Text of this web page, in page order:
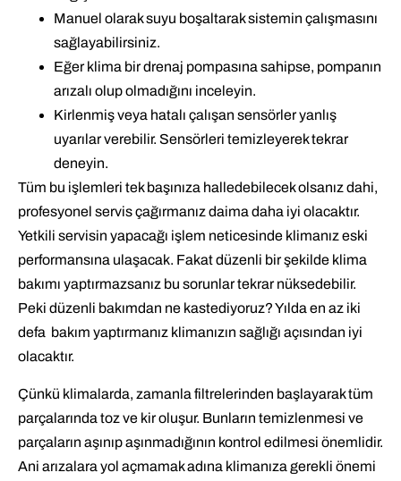
Manuel olarak suyu boşaltarak sistemin çalışmasını
sağlayabilirsiniz.
Eğer klima bir drenaj pompasına sahipse, pompanın
arızalı olup olmadığını inceleyin.
Kirlenmiş veya hatalı çalışan sensörler yanlış
uyarılar verebilir. Sensörleri temizleyerek tekrar
deneyin.
Tüm bu işlemleri tek başınıza halledebilecek olsanız dahi,
profesyonel servis çağırmanız daima daha iyi olacaktır.
Yetkili servisin yapacağı işlem neticesinde klimanız eski
performansına ulaşacak. Fakat düzenli bir şekilde klima
bakımı yaptırmazsanız bu sorunlar tekrar nüksedebilir.
Peki düzenli bakımdan ne kastediyoruz? Yılda en az iki
defa bakım yaptırmanız klimanızın sağlığı açısından iyi
olacaktır.
Çünkü klimalarda, zamanla filtrelerinden başlayarak tüm
parçalarında toz ve kir oluşur. Bunların temizlenmesi ve
parçaların aşınıp aşınmadığının kontrol edilmesi önemlidir.
Ani arızalara yol açmamak adına klimanıza gerekli önemi